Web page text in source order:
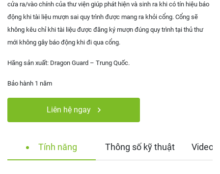
cửa ra/vào chính của thư viện giúp phát hiện và sinh ra khi có tín hiệu báo
động khi tài liệu mượn sai quy trình được mang ra khỏi cổng. Cổng sẽ
không kêu chỉ khi tài liệu được đăng ký mượn đúng quy trình tại thủ thư
mới không gây báo động khi đi qua cổng.
Hãng sản xuất: Dragon Guard – Trung Quốc.
Bảo hành 1 năm
Liên hệ ngay
Tính năng Thông số kỹ thuật Video